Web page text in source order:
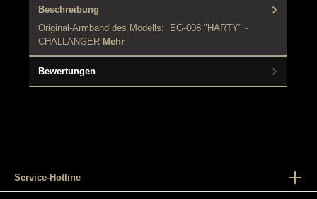
Beschreibung
Original-Armband des Modells: EG-008 "HARTY" -
CHALLANGER Mehr
Bewertungen
Service-Hotline